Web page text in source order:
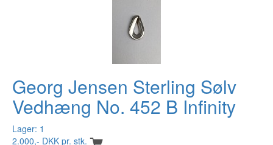
Georg Jensen Sterling Sølv
Vedhæng No. 452 B Infinity
Lager: 1
2.000,- DKK pr. stk.